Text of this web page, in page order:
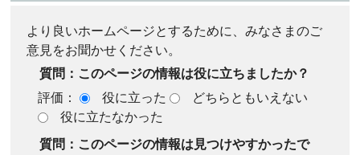
より良いホームページとするために、みなさまのご
意見をお聞かせください。
質問：このページの情報は役に立ちましたか？
評価：
役に立った
どちらともいえない
役に立たなかった
質問：このページの情報は見つけやすかったで